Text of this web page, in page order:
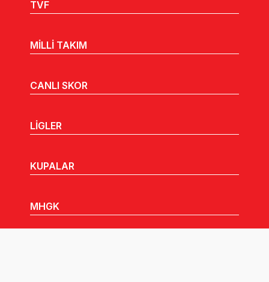
TVF
MİLLİ TAKIM
CANLI SKOR
LİGLER
KUPALAR
MHGK